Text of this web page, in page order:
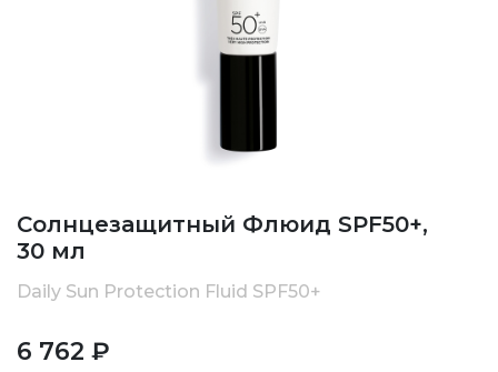
Солнцезащитный Флюид SPF50+,
30 мл
Daily Sun Protection Fluid SPF50+
6 762 ₽